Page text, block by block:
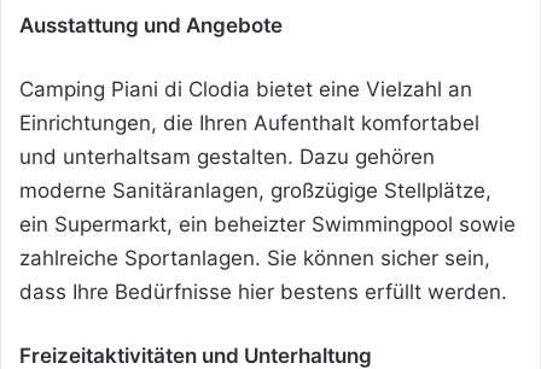
Ausstattung und Angebote
Camping Piani di Clodia bietet eine Vielzahl an
Einrichtungen, die Ihren Aufenthalt komfortabel
und unterhaltsam gestalten. Dazu gehören
moderne Sanitäranlagen, großzügige Stellplätze,
ein Supermarkt, ein beheizter Swimmingpool sowie
zahlreiche Sportanlagen. Sie können sicher sein,
dass Ihre Bedürfnisse hier bestens erfüllt werden.
Freizeitaktivitäten und Unterhaltung